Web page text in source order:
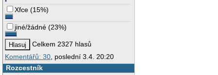
Xfce (15%)
jiné/žádné (23%)
Celkem 2327 hlasů
Komentářů: 30 , poslední 3.4. 20:20
Rozcestník